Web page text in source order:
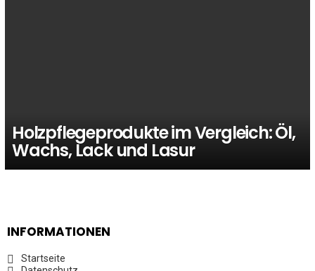
Holzpflegeprodukte im Vergleich: Öl,
Wachs, Lack und Lasur
INFORMATIONEN
Startseite